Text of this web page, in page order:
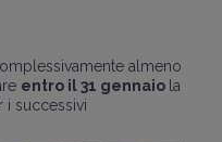
almeno
il 31 gennaiola